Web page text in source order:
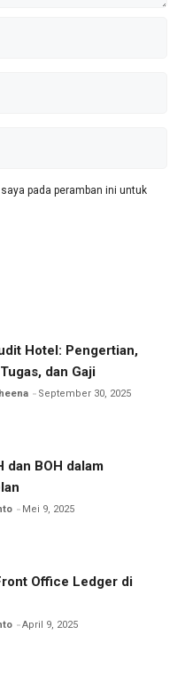
pada peramban ini untuk
Hotel: Pengertian,
dan Gaji
September 30, 2025
dan BOH dalam
Mei 9, 2025
Office Ledger di
April 9, 2025